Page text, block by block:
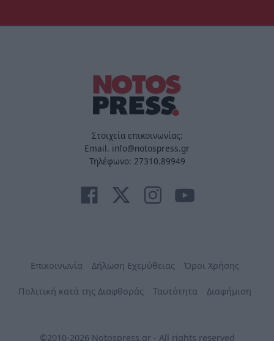
Στοιχεία επικοινωνίας:
Email. info@notospress.gr
Τηλέφωνο: 27310.89949
Επικοινωνία Δήλωση Εχεμύθειας Όροι Χρήσης
Πολιτική κατά της Διαφθοράς Ταυτότητα Διαφήμιση
©2010-2026 Notospress.gr - All rights reserved